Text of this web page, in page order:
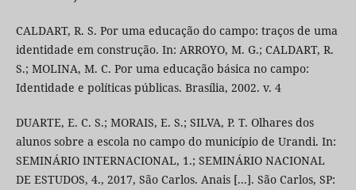
CALDART, R. S. Por uma educação do campo: traços de uma
identidade em construção. In: ARROYO, M. G.; CALDART, R.
S.; MOLINA, M. C. Por uma educação básica no campo:
Identidade e políticas públicas. Brasília, 2002. v. 4
DUARTE, E. C. S.; MORAIS, E. S.; SILVA, P. T. Olhares dos
alunos sobre a escola no campo do município de Urandi. In:
SEMINÁRIO INTERNACIONAL, 1.; SEMINÁRIO NACIONAL
DE ESTUDOS, 4., 2017, São Carlos. Anais [...]. São Carlos, SP: